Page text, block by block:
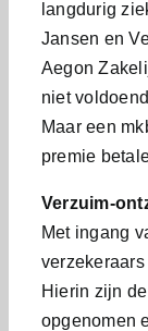
langdurig
Jansen en
Aegon
niet
Maar een
premie
Verzuim-
Met ingang
Hierin zijn
opgenomen